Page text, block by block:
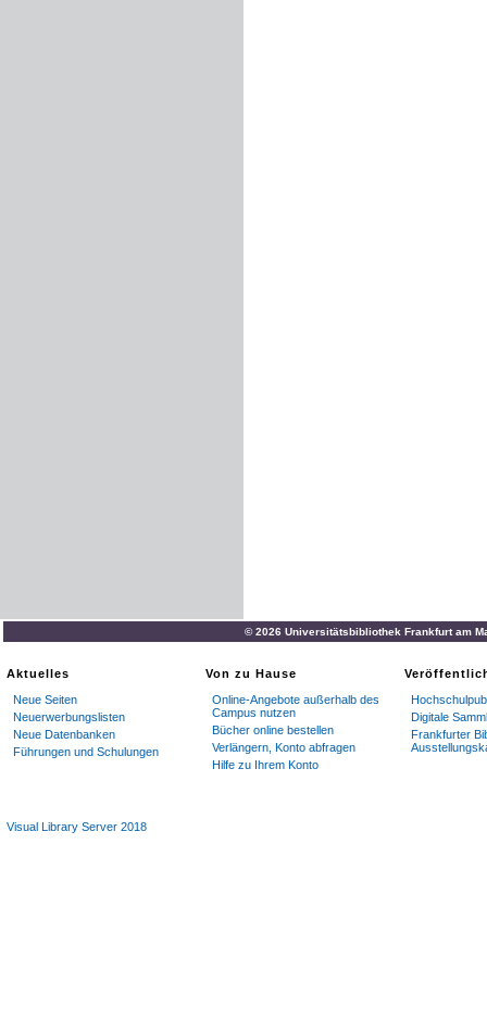
© 2026 Universitätsbibliothek Frankfurt am
Aktuelles
Neue Seiten
Neuerwerbungslisten
Neue Datenbanken
Führungen und Schulungen
Von zu Hause
Online-Angebote außerhalb des
Campus nutzen
Bücher online bestellen
Verlängern, Konto abfragen
Hilfe zu Ihrem Konto
Digitale
Frankfurter
Visual Library Server 2018